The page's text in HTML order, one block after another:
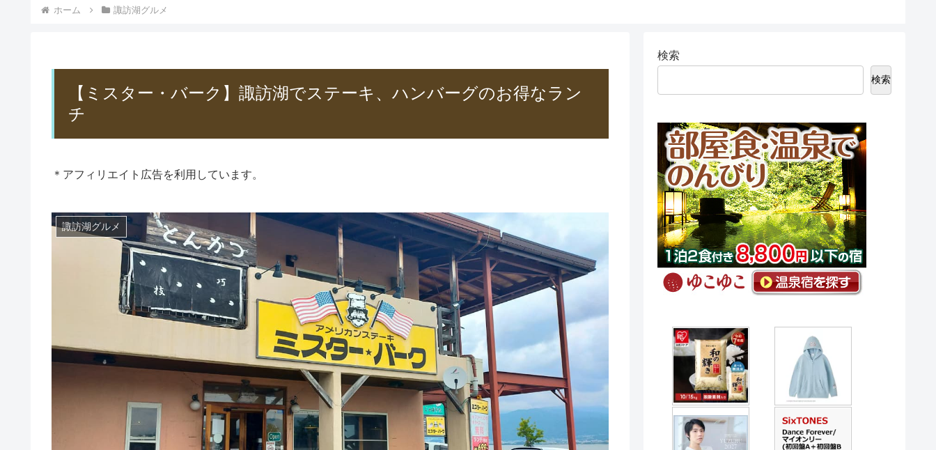
ホーム 諏訪湖グルメ
【ミスター・バーク】諏訪湖でステーキ、ハンバーグのお得なラン
チ
＊アフィリエイト広告を利用しています。
諏訪湖グルメ
検索
検索